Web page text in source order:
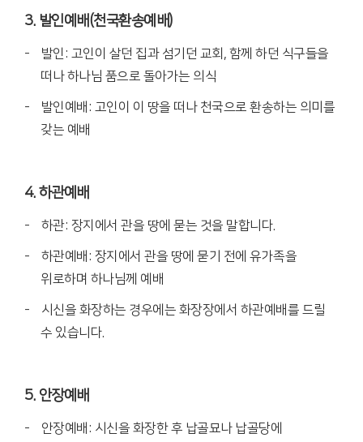
3. 발인예배(천국환송예배)
- 발인: 고인이 살던 집과 섬기던 교회, 함께 하던 식구들을
떠나 하나님 품으로 돌아가는 의식
- 발인예배: 고인이 이 땅을 떠나 천국으로 환송하는 의미를
갖는 예배
4. 하관예배
- 하관: 장지에서 관을 땅에 묻는 것을 말합니다.
- 하관예배: 장지에서 관을 땅에 묻기 전에 유가족을
위로하며 하나님께 예배
- 시신을 화장하는 경우에는 화장장에서 하관예배를 드릴
수 있습니다.
5. 안장예배
- 안장예배: 시신을 화장한 후 납골묘나 납골당에